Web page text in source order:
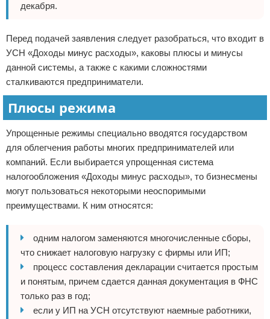
декабря.
Перед подачей заявления следует разобраться, что входит в
УСН «Доходы минус расходы», каковы плюсы и минусы
данной системы, а также с какими сложностями
сталкиваются предприниматели.
Плюсы режима
Упрощенные режимы специально вводятся государством
для облегчения работы многих предпринимателей или
компаний. Если выбирается упрощенная система
налогообложения «Доходы минус расходы», то бизнесмены
могут пользоваться некоторыми неоспоримыми
преимуществами. К ним относятся:
одним налогом заменяются многочисленные сборы,
что снижает налоговую нагрузку с фирмы или ИП;
процесс составления декларации считается простым
и понятым, причем сдается данная документация в ФНС
только раз в год;
если у ИП на УСН отсутствуют наемные работники,